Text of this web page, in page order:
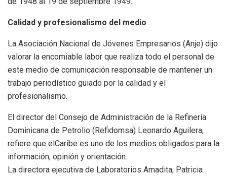
Calidad y profesionalismo del medio
La Asociación Nacional de Jóvenes Empresarios (Anje) dijo
valorar la encomiable labor que realiza todo el personal de
este medio de comunicación responsable de mantener un
trabajo periodístico guiado por la calidad y el
profesionalismo.
El director del Consejo de Administración de la Refinería
Dominicana de Petrolio (Refidomsa) Leonardo Aguilera,
refiere que elCaribe es uno de los medios obligados para la
información, opinión y orientación.
La directora ejecutiva de Laboratorios Amadita, Patricia